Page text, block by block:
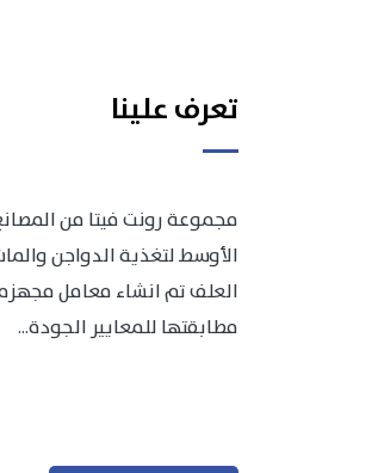
تعرف علينا
مجموعة رونت فيتا من
الأوسط لتغذية الدواجن
العلف تم انشاء معامل مجهزه
مطابقتها للمعايير الجودة...